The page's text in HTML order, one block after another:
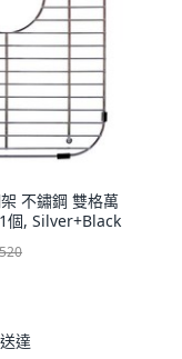
不鏽鋼 雙格萬
個, Silver+Black
達